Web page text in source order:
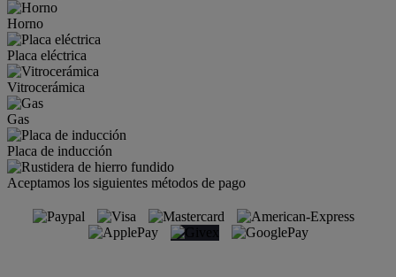
Horno
Placa eléctrica
Vitrocerámica
Gas
Placa de inducción
Aceptamos los siguientes métodos de pago